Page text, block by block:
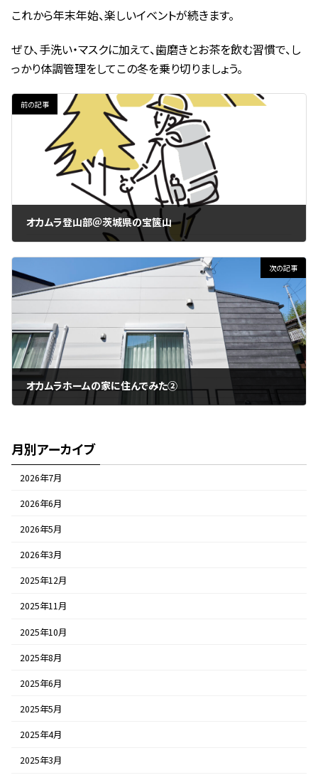
これから年末年始、楽しいイベントが続きます。
ぜひ、手洗い・マスクに加えて、歯磨きとお茶を飲む習慣で、し
っかり体調管理をしてこの冬を乗り切りましょう。
前の記事
オカムラ登山部＠茨城県の宝篋山
次の記事
オカムラホームの家に住んでみた②
月別アーカイブ
2026年7月
2026年6月
2026年5月
2026年3月
2025年12月
2025年11月
2025年10月
2025年8月
2025年6月
2025年5月
2025年4月
2025年3月